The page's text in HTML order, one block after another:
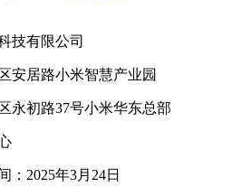
技有限公司
安居路小米智慧产业园
永初路37号小米华东总部
：2025年3月24日